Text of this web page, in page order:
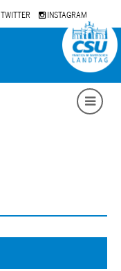
TWITTER INSTAGRAM